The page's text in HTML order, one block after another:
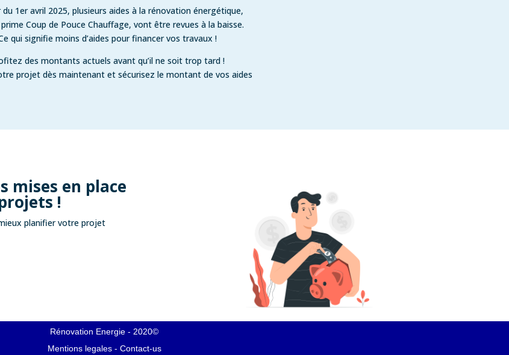
1er avril 2025, plusieurs aides à la rénovation énergétique,
Coup de Pouce Chauffage, vont être revues à la baisse.
qui signifie moins d’aides pour financer vos travaux !
des montants actuels avant qu’il ne soit trop tard !
projet dès maintenant et sécurisez le montant de vos aides
mises en place
!
planifier votre projet
Rénovation Energie - 2020©
Mentions legales- Contact-us